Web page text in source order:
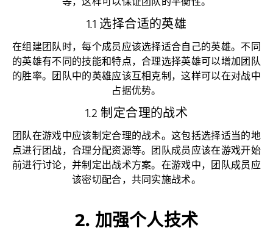
1.1 选择合适的英雄
在组建团队时，每个成员应该选择适合自己的英雄。不同
的英雄有不同的技能和特点，合理选择英雄可以增加团队
的胜率。团队中的英雄应该互相克制，这样可以在对战中
占据优势。
1.2 制定合理的战术
团队在游戏中应该制定合理的战术。这包括选择适当的地
点进行团战，合理分配资源等。团队成员应该在游戏开始
前进行讨论，并制定出战术方案。在游戏中，团队成员应
该密切配合，共同实施战术。
2. 加强个人技术